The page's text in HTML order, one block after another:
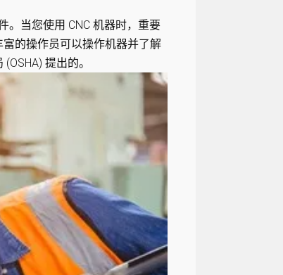
。当您使用 CNC 机器时，重要
的操作员可以操作机器并了解
提出的。